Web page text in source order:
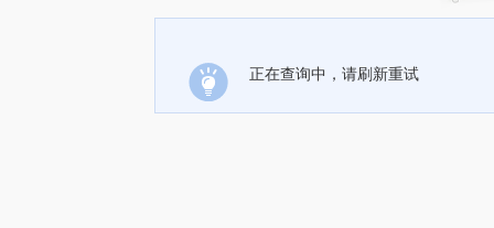
正在查询中，请刷新重试